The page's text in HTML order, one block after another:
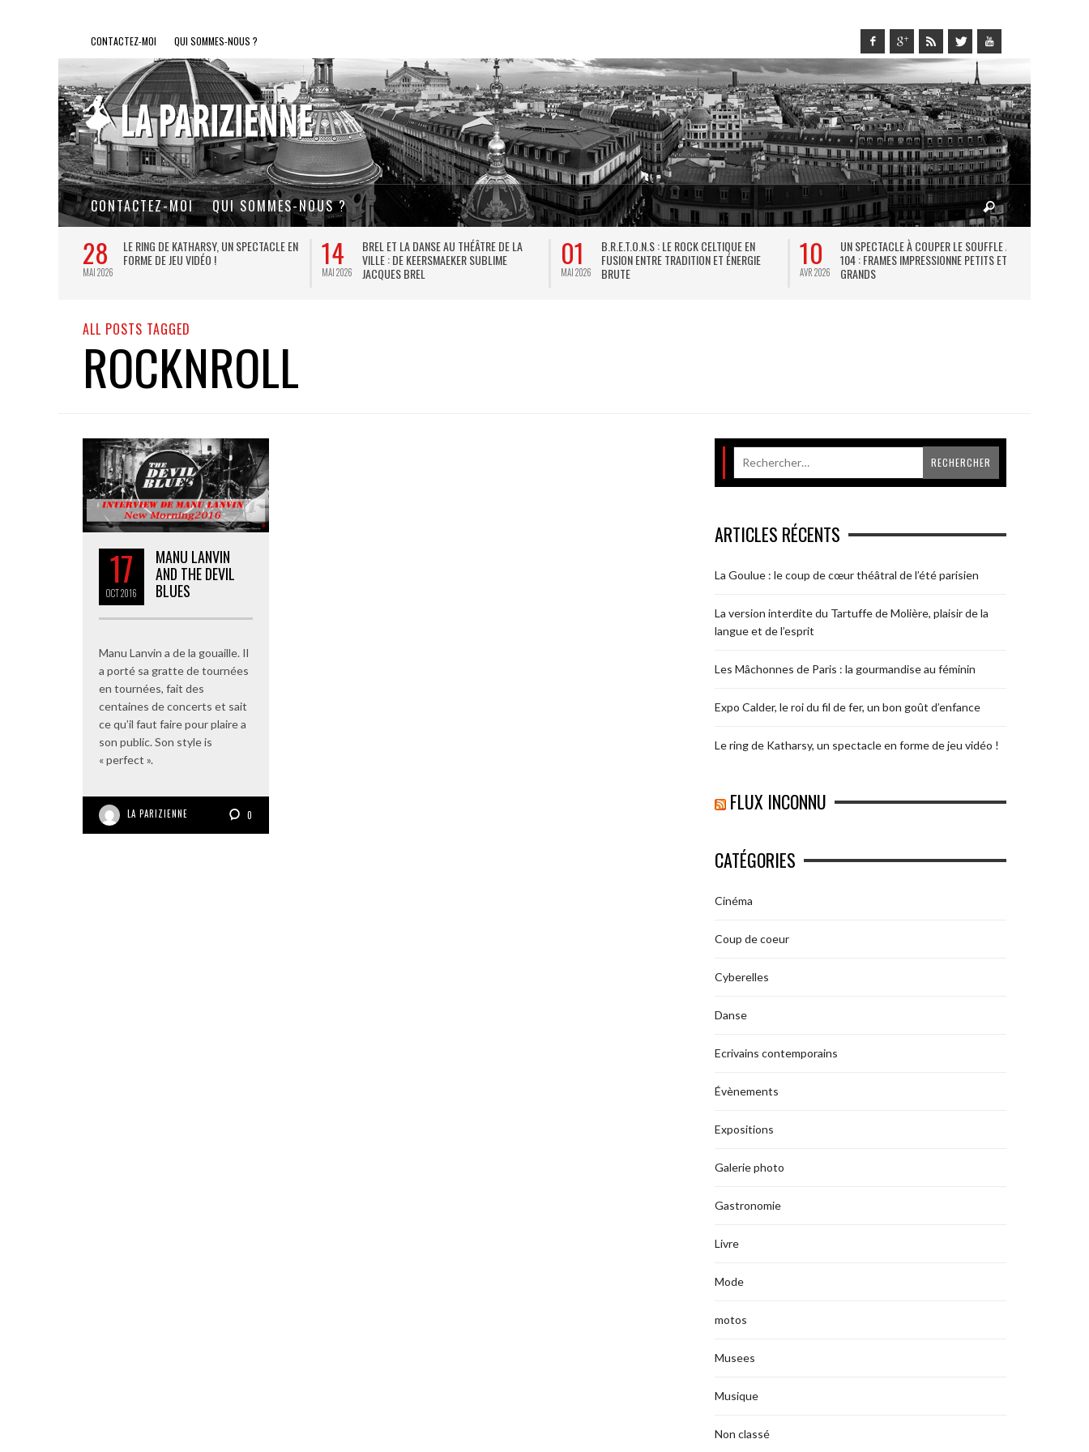
CONTACTEZ-MOI QUI SOMMES-NOUS ?
CONTACTEZ-MOI QUI SOMMES-NOUS ?
28
MAI 2026
LE RING DE KATHARSY, UN SPECTACLE EN
FORME DE JEU VIDÉO !
14
MAI 2026
BREL ET LA DANSE AU THÉÂTRE DE LA
VILLE : DE KEERSMAEKER SUBLIME
JACQUES BREL
01
MAI 2026
B.R.E.T.O.N.S : LE ROCK CELTIQUE EN
FUSION ENTRE TRADITION ET ÉNERGIE
BRUTE
10
AVR 2026
UN SPECTACLE À COUPER LE SOUFFLE AU
104 : FRAMES IMPRESSIONNE PETITS ET
GRANDS
ALL POSTS TAGGED
ROCKNROLL
17
OCT2016
MANU LANVIN
AND THE DEVIL
BLUES
Manu Lanvin a de la gouaille. Il
a porté sa gratte de tournées
en tournées, fait des
centaines de concerts et sait
ce qu’il faut faire pour plaire a
son public. Son style is
« perfect ».
LA PARIZIENNE 0
ARTICLES RÉCENTS
La Goulue : le coup de cœur théâtral de l’été parisien
La version interdite du Tartuffe de Molière, plaisir de la
langue et de l’esprit
Les Mâchonnes de Paris : la gourmandise au féminin
Expo Calder, le roi du fil de fer, un bon goût d’enfance
Le ring de Katharsy, un spectacle en forme de jeu vidéo !
FLUX INCONNU
CATÉGORIES
Cinéma
Coup de coeur
Cyberelles
Danse
Ecrivains contemporains
Évènements
Expositions
Galerie photo
Gastronomie
Livre
Mode
motos
Musees
Musique
Non classé